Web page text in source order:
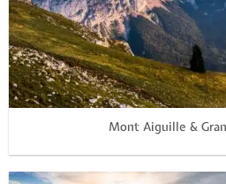
Mont Aiguille &